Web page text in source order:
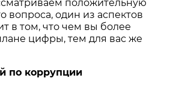
положительную
вопроса, один из аспектов
в том, что чем вы более
цифры, тем для вас же
по коррупции